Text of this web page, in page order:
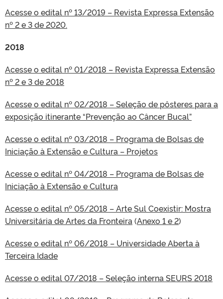
Acesse o edital nº 13/2019 – Revista Expressa Extensão
nº 2 e 3 de 2020.
2018
Acesse o edital nº 01/2018 – Revista Expressa Extensão
nº 2 e 3 de 2018
Acesse o edital nº 02/2018 – Seleção de pôsteres para a
exposição itinerante “Prevenção ao Câncer Bucal”
Acesse o edital nº 03/2018 – Programa de Bolsas de
Iniciação à Extensão e Cultura – Projetos
Acesse o edital nº 04/2018 – Programa de Bolsas de
Iniciação à Extensão e Cultura
Acesse o edital nº 05/2018 – Arte Sul Coexistir: Mostra
Universitária de Artes da Fronteira (Anexo 1 e 2)
Acesse o edital nº 06/2018 – Universidade Aberta à
Terceira Idade
Acesse o edital 07/2018 – Seleção interna SEURS 2018